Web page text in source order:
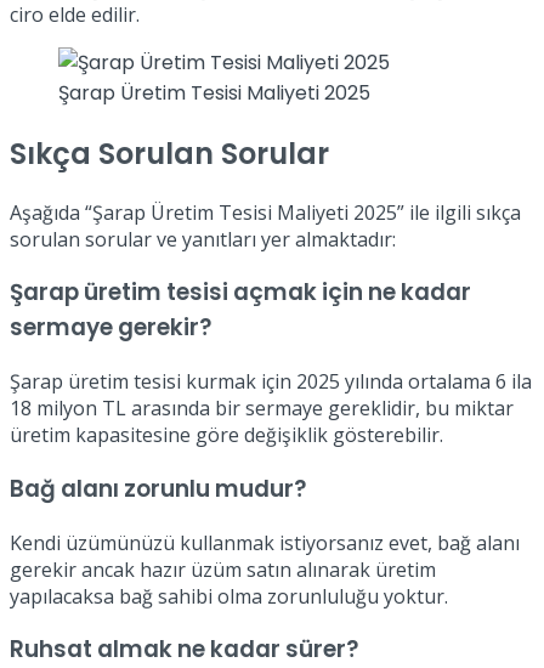
ciro elde edilir.
Şarap Üretim Tesisi Maliyeti 2025
Sıkça Sorulan Sorular
Aşağıda “Şarap Üretim Tesisi Maliyeti 2025” ile ilgili sıkça
sorulan sorular ve yanıtları yer almaktadır:
Şarap üretim tesisi açmak için ne kadar
sermaye gerekir?
Şarap üretim tesisi kurmak için 2025 yılında ortalama 6 ila
18 milyon TL arasında bir sermaye gereklidir, bu miktar
üretim kapasitesine göre değişiklik gösterebilir.
Bağ alanı zorunlu mudur?
Kendi üzümünüzü kullanmak istiyorsanız evet, bağ alanı
gerekir ancak hazır üzüm satın alınarak üretim
yapılacaksa bağ sahibi olma zorunluluğu yoktur.
Ruhsat almak ne kadar sürer?